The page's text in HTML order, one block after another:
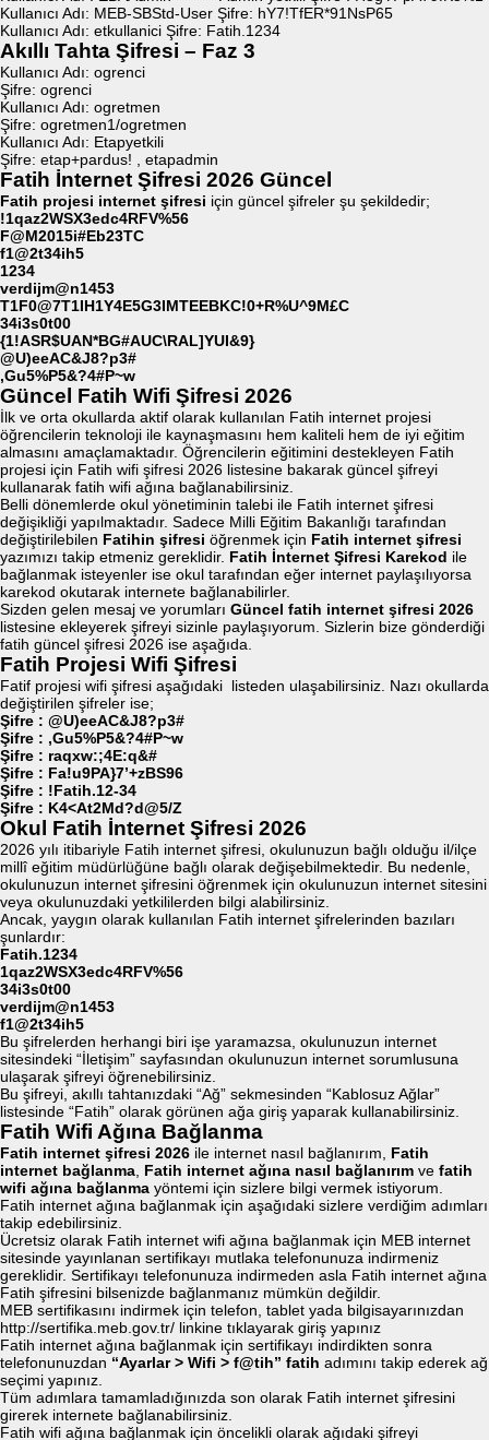
Kullanıcı Adı: MEB-SBStd-User Şifre: hY7!TfER*91NsP65
Kullanıcı Adı: etkullanici Şifre: Fatih.1234
Akıllı Tahta Şifresi – Faz 3
Kullanıcı Adı: ogrenci
Şifre: ogrenci
Kullanıcı Adı: ogretmen
Şifre: ogretmen1/ogretmen
Kullanıcı Adı: Etapyetkili
Şifre: etap+pardus! , etapadmin
Fatih İnternet Şifresi 2026 Güncel
Fatih projesi internet şifresi için güncel şifreler şu şekildedir;
!1qaz2WSX3edc4RFV%56
F@M2015i#Eb23TC
f1@2t34ih5
1234
verdijm@n1453
T1F0@7T1IH1Y4E5G3IMTEEBKC!0+R%U^9M£C
34i3s0t00
{1!ASR$UAN*BG#AUC\RAL]YUI&9}
@U)eeAC&J8?p3#
,Gu5%P5&?4#P~w
Güncel Fatih Wifi Şifresi 2026
İlk ve orta okullarda aktif olarak kullanılan Fatih internet projesi
öğrencilerin teknoloji ile kaynaşmasını hem kaliteli hem de iyi eğitim
almasını amaçlamaktadır. Öğrencilerin eğitimini destekleyen Fatih
projesi için Fatih wifi şifresi 2026 listesine bakarak güncel şifreyi
kullanarak fatih wifi ağına bağlanabilirsiniz.
Belli dönemlerde okul yönetiminin talebi ile Fatih internet şifresi
değişikliği yapılmaktadır. Sadece Milli Eğitim Bakanlığı tarafından
değiştirilebilen Fatihin şifresi öğrenmek için Fatih internet şifresi
yazımızı takip etmeniz gereklidir. Fatih İnternet Şifresi Karekod ile
bağlanmak isteyenler ise okul tarafından eğer internet paylaşılıyorsa
karekod okutarak internete bağlanabilirler.
Sizden gelen mesaj ve yorumları Güncel fatih internet şifresi 2026
listesine ekleyerek şifreyi sizinle paylaşıyorum. Sizlerin bize gönderdiği
fatih güncel şifresi 2026 ise aşağıda.
Fatih Projesi Wifi Şifresi
Fatif projesi wifi şifresi aşağıdaki listeden ulaşabilirsiniz. Nazı okullarda
değiştirilen şifreler ise;
Şifre : @U)eeAC&J8?p3#
Şifre : ,Gu5%P5&?4#P~w
Şifre : raqxw:;4E:q&#
Şifre : Fa!u9PA}7’+zBS96
Şifre : !Fatih.12-34
Şifre : K4<At2Md?d@5/Z
Okul Fatih İnternet Şifresi 2026
2026 yılı itibariyle Fatih internet şifresi, okulunuzun bağlı olduğu il/ilçe
millî eğitim müdürlüğüne bağlı olarak değişebilmektedir. Bu nedenle,
okulunuzun internet şifresini öğrenmek için okulunuzun internet sitesini
veya okulunuzdaki yetkililerden bilgi alabilirsiniz.
Ancak, yaygın olarak kullanılan Fatih internet şifrelerinden bazıları
şunlardır:
Fatih.1234
1qaz2WSX3edc4RFV%56
34i3s0t00
verdijm@n1453
f1@2t34ih5
Bu şifrelerden herhangi biri işe yaramazsa, okulunuzun internet
sitesindeki “İletişim” sayfasından okulunuzun internet sorumlusuna
ulaşarak şifreyi öğrenebilirsiniz.
Bu şifreyi, akıllı tahtanızdaki “Ağ” sekmesinden “Kablosuz Ağlar”
listesinde “Fatih” olarak görünen ağa giriş yaparak kullanabilirsiniz.
Fatih Wifi Ağına Bağlanma
Fatih internet şifresi 2026 ile internet nasıl bağlanırım, Fatih
internet bağlanma Fatih internet ağına nasıl bağlanırım ve fatih
wifi ağına bağlanma yöntemi için sizlere bilgi vermek istiyorum.
Fatih internet ağına bağlanmak için aşağıdaki sizlere verdiğim adımları
takip edebilirsiniz.
Ücretsiz olarak Fatih internet wifi ağına bağlanmak için MEB internet
sitesinde yayınlanan sertifikayı mutlaka telefonunuza indirmeniz
gereklidir. Sertifikayı telefonunuza indirmeden asla Fatih internet ağına
Fatih şifresini bilsenizde bağlanmanız mümkün değildir.
MEB sertifikasını indirmek için telefon, tablet yada bilgisayarınızdan
http://sertifika.meb.gov.tr/ linkine tıklayarak giriş yapınız
Fatih internet ağına bağlanmak için sertifikayı indirdikten sonra
telefonunuzdan “Ayarlar > Wifi > f@tih” fatih adımını takip ederek ağ
seçimi yapınız.
Tüm adımlara tamamladığınızda son olarak Fatih internet şifresini
girerek internete bağlanabilirsiniz.
Fatih wifi ağına bağlanmak için öncelikli olarak ağıdaki şifreyi